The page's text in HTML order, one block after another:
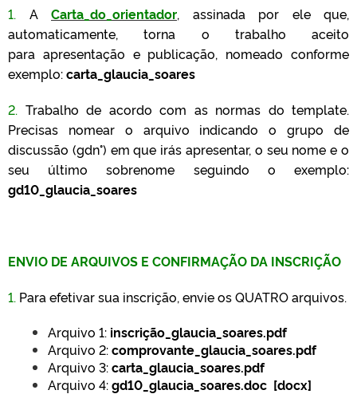
1. A Carta_do_orientador, assinada por ele que,
automaticamente, torna o trabalho aceito
para apresentação e publicação, nomeado conforme
exemplo:carta_glaucia_soares
2. Trabalho de acordo com as normas do template.
Precisas nomear o arquivo indicando o grupo de
discussão (gdn°) em que irás apresentar, o seu nome e o
seu último sobrenome seguindo o exemplo:
gd10_glaucia_soares
ENVIO DE ARQUIVOS E CONFIRMAÇÃO DA INSCRIÇÃO
1. Para efetivar sua inscrição, envie os QUATRO arquivos.
Arquivo 1: inscrição_glaucia_soares.pdf
Arquivo 2:comprovante_glaucia_soares.pdf
Arquivo 3:carta_glaucia_soares.pdf
Arquivo 4:gd10_glaucia_soares.doc [docx]